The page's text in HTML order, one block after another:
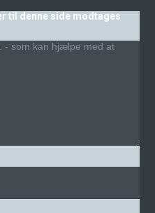
til denne side modtages